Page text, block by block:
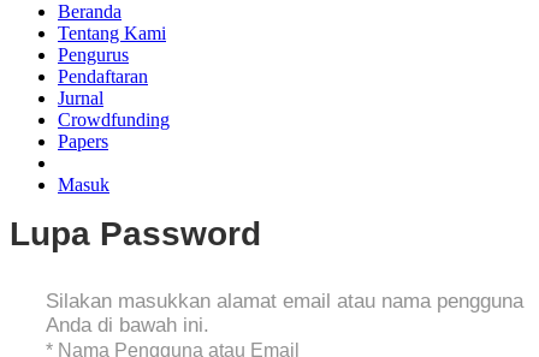
Beranda
Tentang Kami
Pengurus
Pendaftaran
Jurnal
Crowdfunding
Papers
Masuk
Lupa Password
Silakan masukkan alamat email atau nama pengguna
Anda di bawah ini.
* Nama Pengguna atau Email